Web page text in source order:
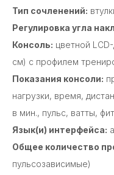
Тип сочленений:
Регулировка угла
Консоль: цветной
см) с профилем
Показания консоли:
нагрузки, время,
в мин., пульс, ватты,
Язык(и) интерфейса:
Общее количество
пульсозависимые)